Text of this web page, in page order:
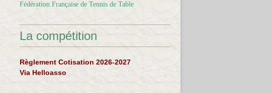
Fédération Française de Tennis de Table
La compétition
Règlement Cotisation 2026-2027
Via Helloasso